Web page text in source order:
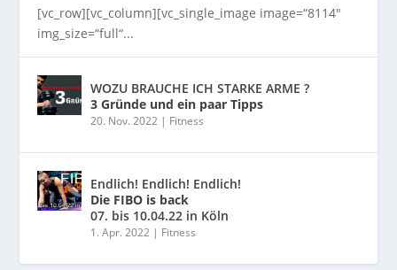
[vc_row][vc_column][vc_single_image image=“8114″
img_size=“full“...
WOZU BRAUCHE ICH STARKE ARME ?
3 Gründe und ein paar Tipps
20. Nov. 2022 | Fitness
Endlich! Endlich! Endlich!
Die FIBO is back
07. bis 10.04.22 in Köln
1. Apr. 2022 | Fitness